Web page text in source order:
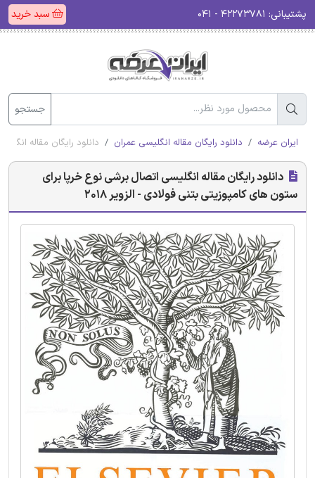
پشتیبانی: سبد خرید
جستجو
ایران عرضه دانلود رایگان مقاله انگلیسی عمران دانلود رایگان مقاله
دانلود رایگان مقاله انگلیسی اتصال برشی نوع خرپا برای
ستون های کامپوزیتی بتنی فولادی - الزویر 2018